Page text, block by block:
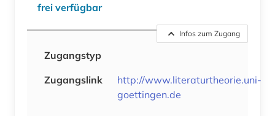
frei verfügbar
Infos zum Zugang
Zugangstyp
Zugangslink
http://www.literaturtheorie.uni-
goettingen.de